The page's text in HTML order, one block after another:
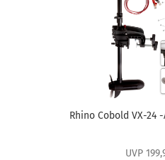
Rhino Cobold VX-24
UVP